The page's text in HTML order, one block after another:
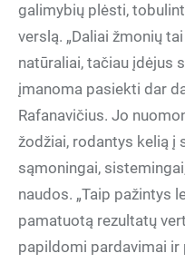
galimybių plėsti,
verslą. „Daliai žmonių
natūraliai, tačiau įdėjus
įmanoma pasiekti dar
Rafanavičius. Jo
žodžiai, rodantys kelią į
sąmoningai,
naudos. „Taip pažintys
pamatuotą rezultatų
papildomi pardavimai ir